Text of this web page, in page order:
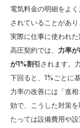
電気料金の明細をよ
されていることがあ
実際に仕事に使われた
高圧契約では、 力率
が1%割引されます。
下回ると、1%ごとに
力率の改善には「進
効で、こうした対策
たっては設備費用や